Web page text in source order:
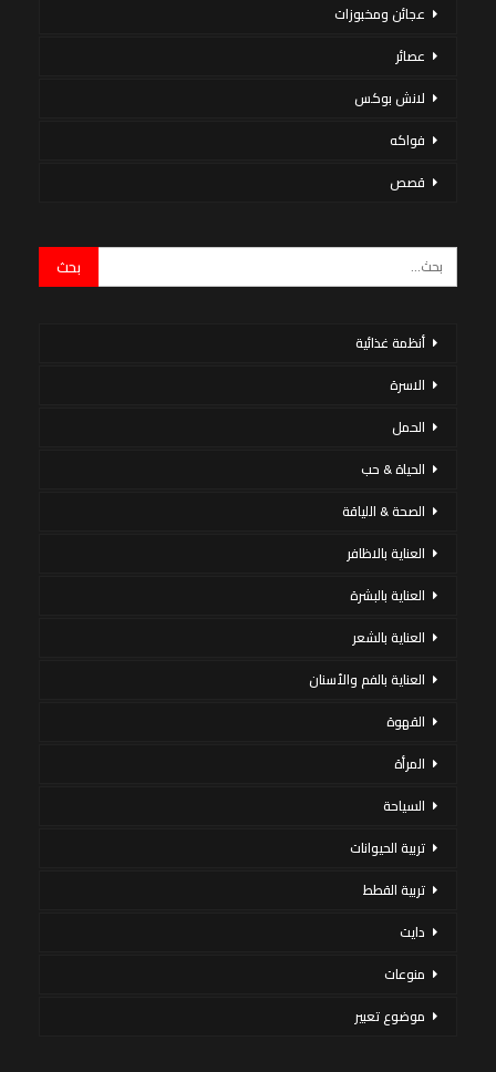
عجائن ومخبوزات
عصائر
لانش بوكس
فواكه
قصص
أنظمة غذائية
الاسرة
الحمل
الحياة & حب
الصحة & اللياقة
العناية بالاظافر
العناية بالبشرة
العناية بالشعر
العناية بالفم والأسنان
القهوة
المرأة
السياحة
تربية الحيوانات
تربية القطط
دايت
منوعات
موضوع تعبير